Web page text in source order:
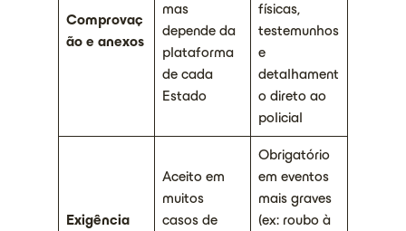
Comprovaç
ão e anexos
mas
depende da
plataforma
de cada
Estado
físicas,
testemunhos
e
detalhament
o direto ao
policial
Exigência
Aceito em
muitos
casos de
Obrigatório
em eventos
mais graves
(ex: roubo à